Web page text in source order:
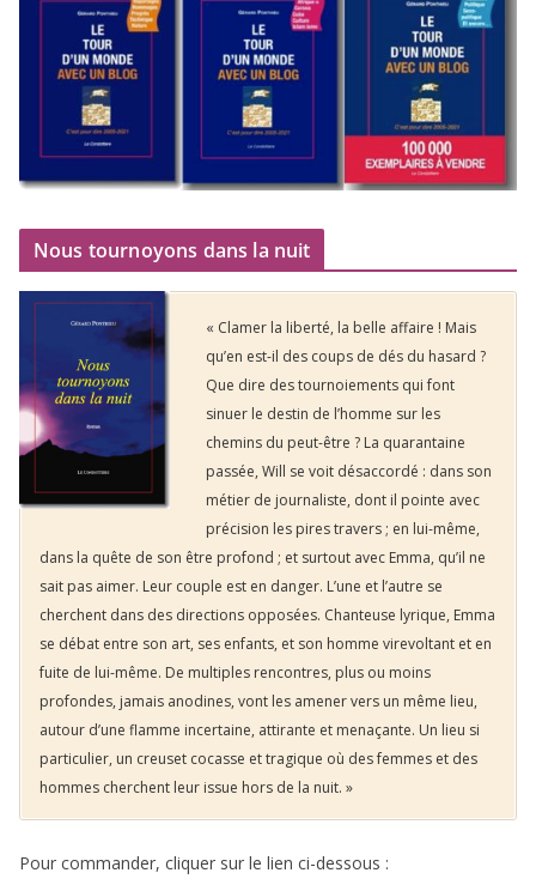
Nous tournoyons dans la nuit
« Clamer la liberté, la belle affaire ! Mais
qu’en est-il des coups de dés du hasard ?
Que dire des tournoiements qui font
sinuer le destin de l’homme sur les
chemins du peut-être ? La quarantaine
passée, Will se voit désaccordé : dans son
métier de journaliste, dont il pointe avec
précision les pires travers ; en lui-même,
dans la quête de son être profond ; et surtout avec Emma, qu’il ne
sait pas aimer. Leur couple est en danger. L’une et l’autre se
cherchent dans des directions opposées. Chanteuse lyrique, Emma
se débat entre son art, ses enfants, et son homme virevoltant et en
fuite de lui-même. De multiples rencontres, plus ou moins
profondes, jamais anodines, vont les amener vers un même lieu,
autour d’une flamme incertaine, attirante et menaçante. Un lieu si
particulier, un creuset cocasse et tragique où des femmes et des
hommes cherchent leur issue hors de la nuit. »
Pour commander, cliquer sur le lien ci-dessous :